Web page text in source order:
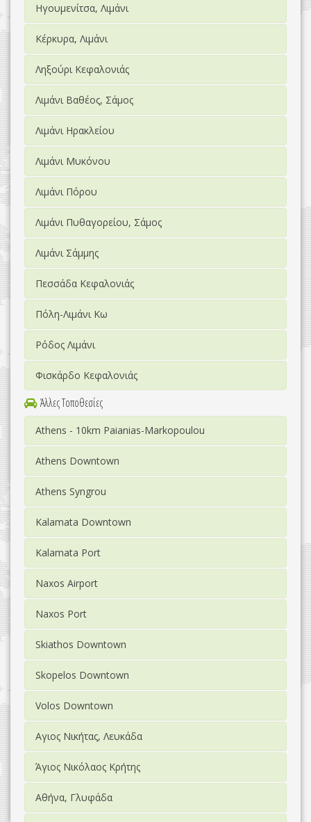
Ηγουμενίτσα, Λιμάνι
Κέρκυρα, Λιμάνι
Ληξούρι Κεφαλονιάς
Λιμάνι Βαθέος, Σάμος
Λιμάνι Ηρακλείου
Λιμάνι Μυκόνου
Λιμάνι Πόρου
Λιμάνι Πυθαγορείου, Σάμος
Λιμάνι Σάμμης
Πεσσάδα Κεφαλονιάς
Πόλη-Λιμάνι Κω
Ρόδος Λιμάνι
Φισκάρδο Κεφαλονιάς
Άλλες Τοποθεσίες
Athens - 10km Paianias-Markopoulou
Athens Downtown
Athens Syngrou
Kalamata Downtown
Kalamata Port
Naxos Airport
Naxos Port
Skiathos Downtown
Skopelos Downtown
Volos Downtown
Αγιος Νικήτας, Λευκάδα
Άγιος Νικόλαος Κρήτης
Αθήνα, Γλυφάδα